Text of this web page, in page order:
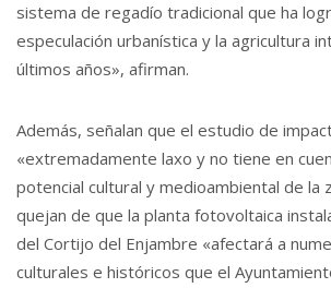
sistema de regadío tradicional que ha
especulación urbanística y la agricultura
últimos años», afirman.
Además, señalan que el estudio de
«extremadamente laxo y no tiene en
potencial cultural y medioambiental de la
quejan de que la planta fotovoltaica
del Cortijo del Enjambre «afectará a
culturales e históricos que el